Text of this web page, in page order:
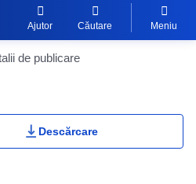
Ajutor Căutare Meniu
de publicare
Portlet
Descărcare